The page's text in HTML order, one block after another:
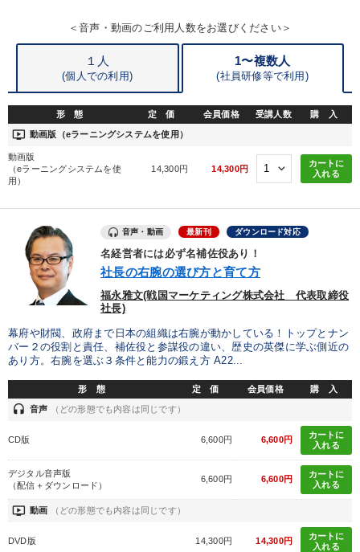
＜音声・動画のご利用人数をお選びください＞
１人
(個人での利用)
1〜複数人
(社員研修等で利用)
形 態 定 価 会員価格 受講人数 購 入
ondemand_video 動画版（eラーニングシステムを使用）
動画版
（eラーニングシステムを使
用）
14,300円 14,300円
カートに
入れる
音声・動画 最新刊 ダウンロード対応
名経営者には必ず名補佐役あり！
社長の右腕の選び方と育て方
福永雅文(戦国マーケティング株式会社 代表取締役
社長)
幕府や財閥、政府まで日本の組織は右腕が動かしている！トップとナン
バー２の役割と責任、補佐役と参謀役の違い、歴史の英傑に学ぶ側近の
あり方。右腕を選ぶ３条件と能力の鍛え方 A22...
形 態 定 価 会員価格 購 入
headset 音声 （どの形態でも内容は同じです）
CD版 6,600円 6,600円
カートに
入れる
デジタル音声版
（配信＋ダウンロード）
6,600円 6,600円
カートに
入れる
ondemand_video 動画 （どの形態でも内容は同じです）
DVD版 14,300円 14,300円
カートに
入れる